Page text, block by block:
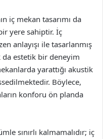
iç mekan tasarımı da
yere sahiptir. İç
anlayışı ile tasarlanmış
da estetik bir deneyim
yarattığı akustik
Böylece,
konforu ön planda
sınırlı kalmamalıdır; iç